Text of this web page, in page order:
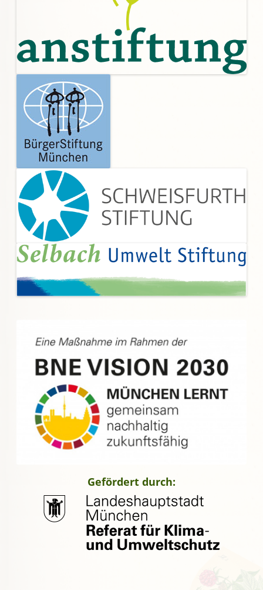
Gefördert durch: